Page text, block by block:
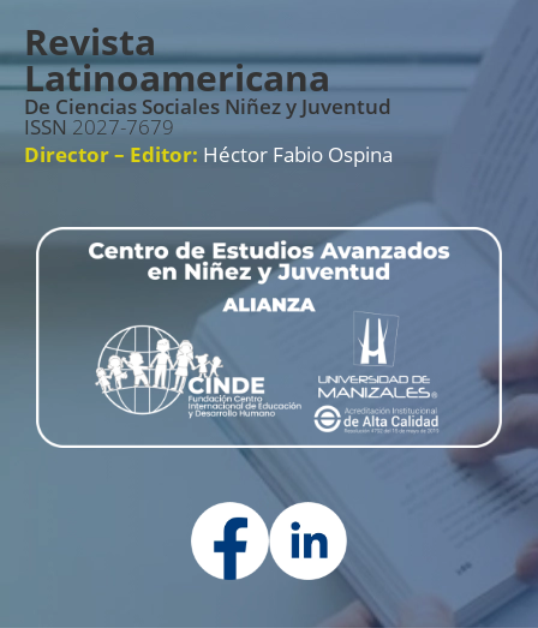
Revista
Latinoamericana
De Ciencias Sociales Niñez y Juventud
ISSN 2027-7679
Director – Editor: Héctor Fabio Ospina